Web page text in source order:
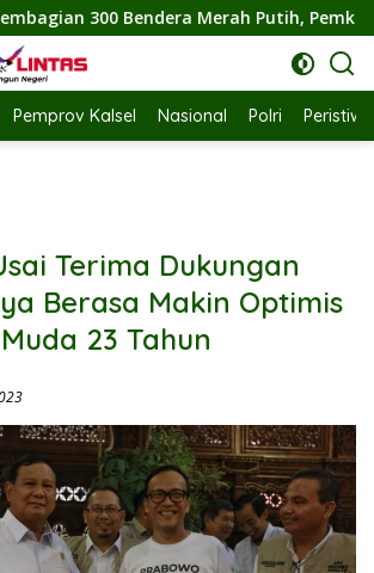
Pemkab Labuhanbatu Semarakkan HUT
Pemprov Kalsel Nasional Polri
Terima Dukungan
Berasa Makin Optimis
23 Tahun